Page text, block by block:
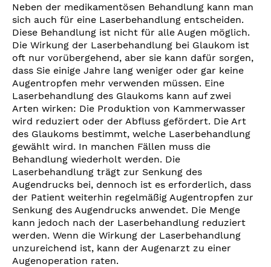
Neben der medikamentösen Behandlung kann man
sich auch für eine Laserbehandlung entscheiden.
Diese Behandlung ist nicht für alle Augen möglich.
Die Wirkung der Laserbehandlung bei Glaukom ist
oft nur vorübergehend, aber sie kann dafür sorgen,
dass Sie einige Jahre lang weniger oder gar keine
Augentropfen mehr verwenden müssen. Eine
Laserbehandlung des Glaukoms kann auf zwei
Arten wirken: Die Produktion von Kammerwasser
wird reduziert oder der Abfluss gefördert. Die Art
des Glaukoms bestimmt, welche Laserbehandlung
gewählt wird. In manchen Fällen muss die
Behandlung wiederholt werden. Die
Laserbehandlung trägt zur Senkung des
Augendrucks bei, dennoch ist es erforderlich, dass
der Patient weiterhin regelmäßig Augentropfen zur
Senkung des Augendrucks anwendet. Die Menge
kann jedoch nach der Laserbehandlung reduziert
werden. Wenn die Wirkung der Laserbehandlung
unzureichend ist, kann der Augenarzt zu einer
Augenoperation raten.